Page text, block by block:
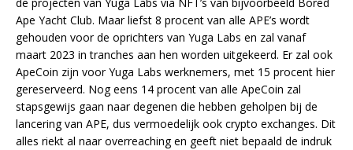
Ape Yacht Club. Maar liefst 8 procent van alle APE’s wordt
gehouden voor de oprichters van Yuga Labs en zal vanaf
maart 2023 in tranches aan hen worden uitgekeerd. Er zal ook
ApeCoin zijn voor Yuga Labs werknemers, met 15 procent hier
gereserveerd. Nog eens 14 procent van alle ApeCoin zal
stapsgewijs gaan naar degenen die hebben geholpen bij de
lancering van APE, dus vermoedelijk ook crypto exchanges. Dit
alles riekt al naar overreaching en geeft niet bepaald de indruk